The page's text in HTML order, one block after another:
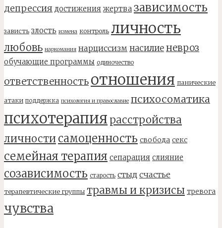
депрессия достижения жертва зависимость
зависть злость измена контроль личность
любовь наркомания нарциссизм насилиеневроз
обучающие программы одиночество
ответственность отношения панические
атаки поддержка психология и православие психосоматика
психотерапия расстройства
личности самоценность свобода секс
семейная терапия сепарация слияние
созависимость старость стыд счастье
терапевтические группы травмы и кризисы тревога
чувства